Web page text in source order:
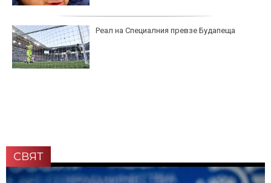
Реал на Специалния превзе Будапеща
СВЯТ